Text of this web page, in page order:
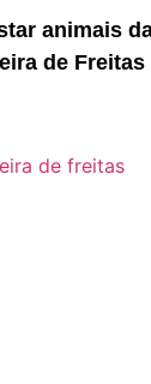
animais
de Freitas